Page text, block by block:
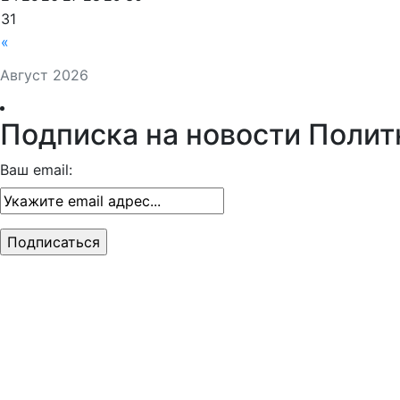
Август 2026
«
31
Подписка на новости
Ваш email: